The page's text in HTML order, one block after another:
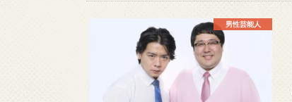
男性芸能人